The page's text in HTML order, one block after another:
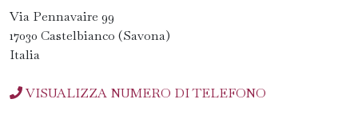
Via Pennavaire 99
17030 Castelbianco (Savona)
Italia
VISUALIZZA NUMERO DI TELEFONO